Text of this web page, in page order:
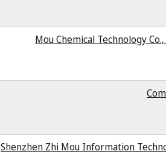
Mou Chemical Technology
Shenzhen Zhi Mou Information